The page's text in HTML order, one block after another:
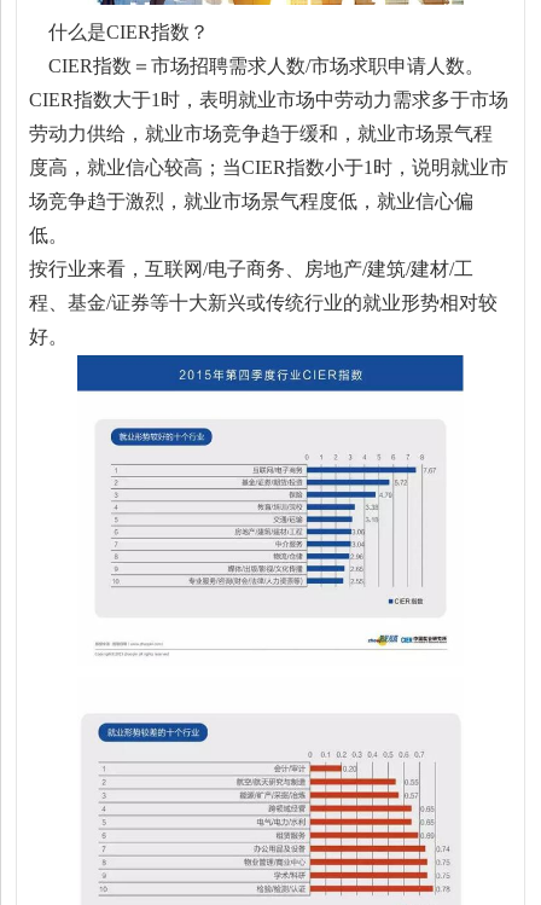
什么是CIER指数？
CIER指数＝市场招聘需求人数/市场求职申请人数。
CIER指数大于1时，表明就业市场中劳动力需求多于市场
劳动力供给，就业市场竞争趋于缓和，就业市场景气程
度高，就业信心较高；当CIER指数小于1时，说明就业市
场竞争趋于激烈，就业市场景气程度低，就业信心偏
低。
按行业来看，互联网/电子商务、房地产/建筑/建材/工
程、基金/证券等十大新兴或传统行业的就业形势相对较
好。